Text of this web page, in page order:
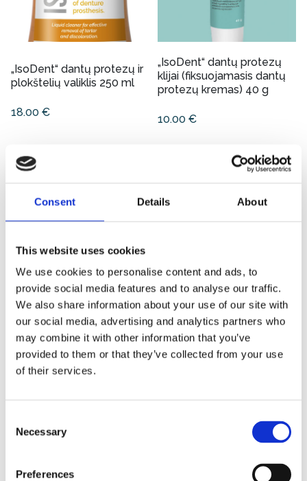
Consent Details About
This website uses cookies
We use cookies to personalise content and ads, to
provide social media features and to analyse our traffic.
We also share information about your use of our site with
our social media, advertising and analytics partners who
may combine it with other information that you’ve
provided to them or that they’ve collected from your use
of their services.
Selection
Necessary
Preferences
„IsoDent“ dantų protezų ir
plokštelių valiklis 250 ml
18.00 €
„IsoDent“ dantų protezų
klijai (fiksuojamasis dantų
protezų kremas) 40 g
10.00 €
Rinktis
„IsoDent“ dantų protezų
šepetėlis
Rinktis
„IsoDent“ dantų protezų